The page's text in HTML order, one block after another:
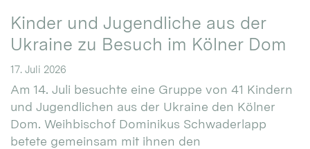
Kinder und Jugendliche aus der
Ukraine zu Besuch im Kölner Dom
17. Juli 2026
Am 14. Juli besuchte eine Gruppe von 41 Kindern
und Jugendlichen aus der Ukraine den Kölner
Dom. Weihbischof Dominikus Schwaderlapp
betete gemeinsam mit ihnen den